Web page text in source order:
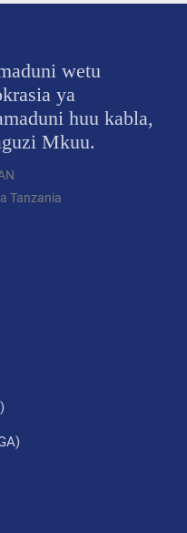
wetu
ya
huu kabla,
Mkuu.
Tanzania